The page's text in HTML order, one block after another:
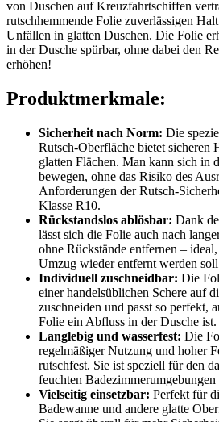
von Duschen auf Kreuzfahrtschiffen
rutschhemmende Folie zuverlässigen
Unfällen in glatten Duschen. Die Folie
in der Dusche spürbar, ohne dabei den
erhöhen!
Produktmerkmale:
Sicherheit nach Norm: Die
Rutsch-Oberfläche bietet sicheren
glatten Flächen. Man kann sich in
bewegen, ohne das Risiko des
Anforderungen der Rutsch-
Klasse R10.
Rückstandslos ablösbar: Dank
lässt sich die Folie auch nach
ohne Rückstände entfernen –
Umzug wieder entfernt werden
Individuell zuschneidbar: Die
einer handelsüblichen Schere auf
zuschneiden und passt so perfekt,
Folie ein Abfluss in der Dusche ist.
Langlebig und wasserfest: Die
regelmäßiger Nutzung und hoher
rutschfest. Sie ist speziell für den
feuchten
Vielseitig einsetzbar: Perfekt für
Badewanne und andere glatte